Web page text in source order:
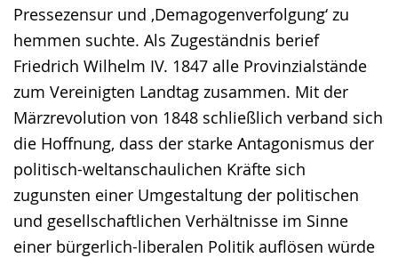
Pressezensur und ‚Demagogenverfolgung‘ zu
hemmen suchte. Als Zugeständnis berief
Friedrich Wilhelm IV. 1847 alle Provinzialstände
zum Vereinigten Landtag zusammen. Mit der
Märzrevolution von 1848 schließlich verband sich
die Hoffnung, dass der starke Antagonismus der
politisch-weltanschaulichen Kräfte sich
zugunsten einer Umgestaltung der politischen
und gesellschaftlichen Verhältnisse im Sinne
einer bürgerlich-liberalen Politik auflösen würde